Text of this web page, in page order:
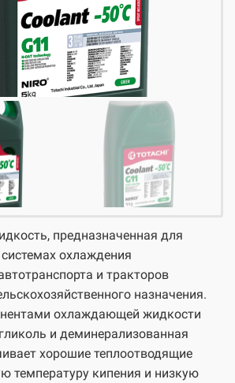
предназначенная для
охлаждения
и тракторов
назначения.
охлаждающей жидкости
и деминерализованная
хорошие теплоотводящие
температуру кипения и низкую